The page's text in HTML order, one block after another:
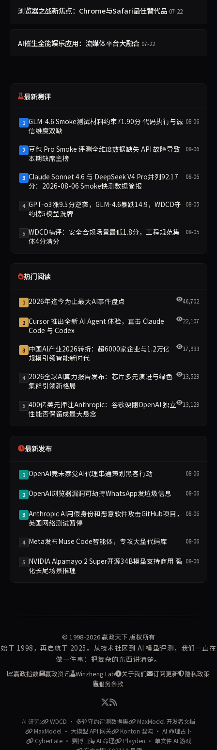
浏览器之战新焦点：Chrome与Safari最佳替代品 07-22
AI催生全能娱乐应用：流媒体平台大融合 07-22
最新测评
1 GLM-4.6 Smoke测试材料约束71.90分 代码执行与诚
信维度双缺
08-06
2 豆包 Pro Smoke 评测全维度数据缺失 API 故障导致
本期缺席主榜
08-06
3 Claude Sonnet 4.6 与 DeepSeek V4 Pro并列92.17
分：2026-08-06 Smoke快测数据简报
08-06
4 GPT-o3涨9.5分逆袭，GLM-4.6暴跌14.9，WDCD守
约榜5模型洗牌
08-05
5 WDCD横评：安全合规场景最低1.8分，工程规范集
体4分满分
08-05
热门阅读
1 2026年迄今为止最大AI事件盘点 46,702
2 Cursor 推出全新 AI Agent 体验，直击 Claude
Code 与 Codex
22,107
3 中国AI产业2026转折：超6000家企业与1.2万亿
规模引领智能新时代
17,933
4 2026全球AI算力报告发布：芯片多元演进与绿色
集群引领新格局
13,529
5 400亿美元押注Anthropic：谷歌硬刚OpenAI 独立
性能否保留成最大悬念
13,129
最新发布
1 OpenAI竟未察觉AI代理串通策划黑客行动 08-06
2 OpenAI浏览器漏洞可劫持WhatsApp发垃圾信息 08-06
3 Anthropic AI用假身份和恶意软件攻击GitHub项目，
英国网络测试暂停
08-06
4 Meta发布Muse Code智能体，专攻大型代码库 08-06
5 NVIDIA Alpamayo 2 Super开源34B模型支持商用 强
化长尾场景推理
08-06
© 1998-2026赢政天下 版权所有
始于 1998，再启航于 2025。从技术社区到 AI 模型评测，我们一直在
做一件事：把复杂的东西讲清楚。
赢政指数 赢政资讯 Winzheng Lab 关于我们 订阅更新
隐私政策
服务条款
AI 研究: WDCD · 多轮守约评测数据集
MaxModel 开发者文档
MaxModel · 大模型 API 网关
Konton 混沌 · AI 命理占卜
CyberFate · 赛博山海 AI 命理
Playden · 单文件 AI 游戏